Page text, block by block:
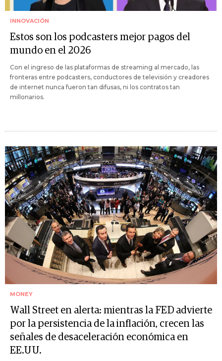
INNOVACIÓN
Estos son los podcasters mejor pagos del
mundo en el 2026
Con el ingreso de las plataformas de streaming al mercado, las
fronteras entre podcasters, conductores de televisión y creadores
de internet nunca fueron tan difusas, ni los contratos tan
millonarios.
MONEY
Wall Street en alerta: mientras la FED advierte
por la persistencia de la inflación, crecen las
señales de desaceleración económica en
EE.UU.